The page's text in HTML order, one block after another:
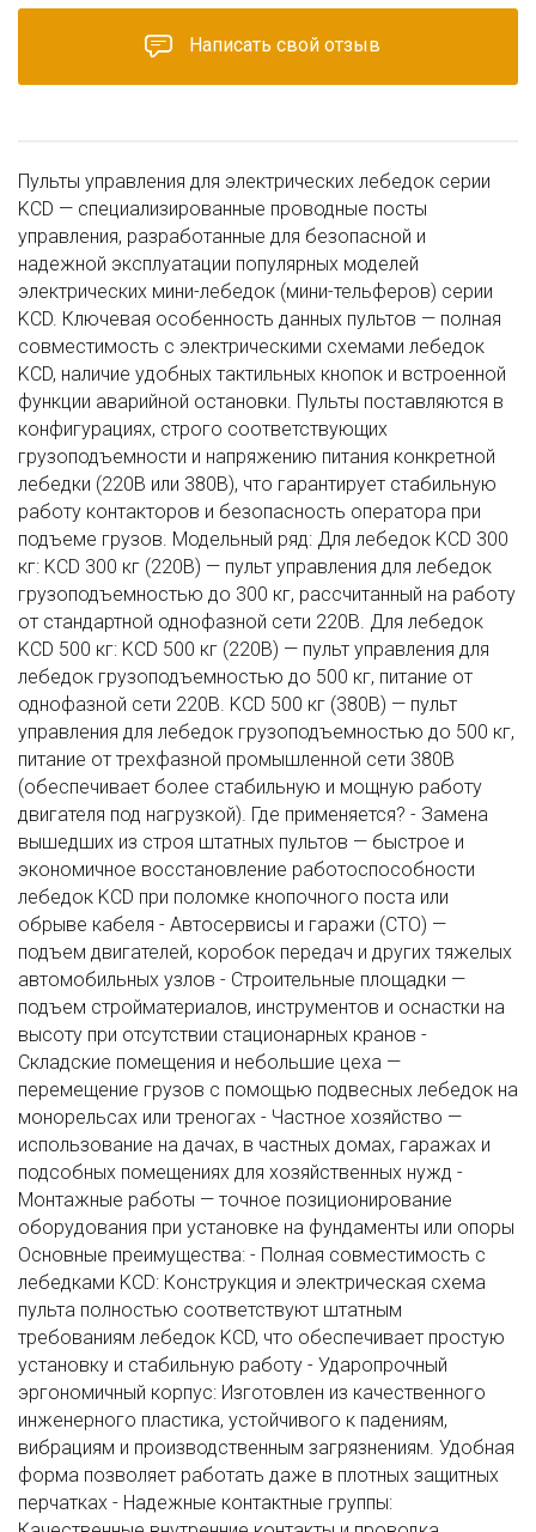
Написать свой отзыв
Пульты управления для электрических лебедок серии
KCD — специализированные проводные посты
управления, разработанные для безопасной и
надежной эксплуатации популярных моделей
электрических мини-лебедок (мини-тельферов) серии
KCD. Ключевая особенность данных пультов — полная
совместимость с электрическими схемами лебедок
KCD, наличие удобных тактильных кнопок и встроенной
функции аварийной остановки. Пульты поставляются в
конфигурациях, строго соответствующих
грузоподъемности и напряжению питания конкретной
лебедки (220В или 380В), что гарантирует стабильную
работу контакторов и безопасность оператора при
подъеме грузов. Модельный ряд: Для лебедок KCD 300
кг: KCD 300 кг (220В) — пульт управления для лебедок
грузоподъемностью до 300 кг, рассчитанный на работу
от стандартной однофазной сети 220В. Для лебедок
KCD 500 кг: KCD 500 кг (220В) — пульт управления для
лебедок грузоподъемностью до 500 кг, питание от
однофазной сети 220В. KCD 500 кг (380В) — пульт
управления для лебедок грузоподъемностью до 500 кг,
питание от трехфазной промышленной сети 380В
(обеспечивает более стабильную и мощную работу
двигателя под нагрузкой). Где применяется? - Замена
вышедших из строя штатных пультов — быстрое и
экономичное восстановление работоспособности
лебедок KCD при поломке кнопочного поста или
обрыве кабеля - Автосервисы и гаражи (СТО) —
подъем двигателей, коробок передач и других тяжелых
автомобильных узлов - Строительные площадки —
подъем стройматериалов, инструментов и оснастки на
высоту при отсутствии стационарных кранов -
Складские помещения и небольшие цеха —
перемещение грузов с помощью подвесных лебедок на
монорельсах или треногах - Частное хозяйство —
использование на дачах, в частных домах, гаражах и
подсобных помещениях для хозяйственных нужд -
Монтажные работы — точное позиционирование
оборудования при установке на фундаменты или опоры
Основные преимущества: - Полная совместимость с
лебедками KCD: Конструкция и электрическая схема
пульта полностью соответствуют штатным
требованиям лебедок KCD, что обеспечивает простую
установку и стабильную работу - Ударопрочный
эргономичный корпус: Изготовлен из качественного
инженерного пластика, устойчивого к падениям,
вибрациям и производственным загрязнениям. Удобная
форма позволяет работать даже в плотных защитных
перчатках - Надежные контактные группы: